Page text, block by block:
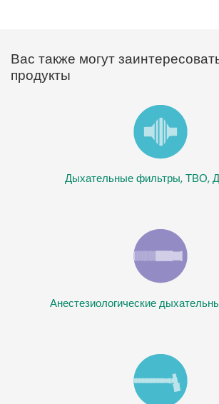
Вас также могут
продукты
Дыхательные фильтры, ТВО,
Анестезиологические